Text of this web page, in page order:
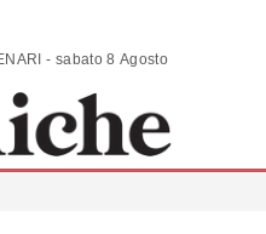
ANALISI | COMMENTI | SCENARI - sabato 8 Agosto 2026